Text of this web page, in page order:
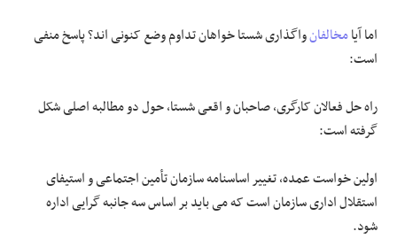
اما آیامخالفانواگذاری شستا خواهان تداوم وضع کنونی اند؟ پاسخ منفی
است:
راه حل فعالان کارگری، صاحبان و اقعی شستا، حول دو مطالبه اصلی شکل
گرفته است:
اولین خواست عمده، تغییر اساسنامه سازمان تأمین اجتماعی و استیفای
استقلال اداری سازمان است که می باید بر اساس سه جانبه گرایی اداره
شود.